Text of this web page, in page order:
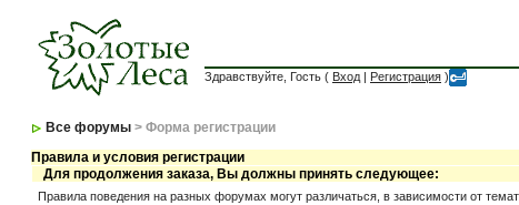
Здравствуйте, Гость ( Вход | Регистрация )
Все форумы > Форма регистрации
Правила и условия регистрации
Для продолжения заказа, Вы должны принять следующее:
Правила поведения на разных форумах могут различаться, в зависимости от